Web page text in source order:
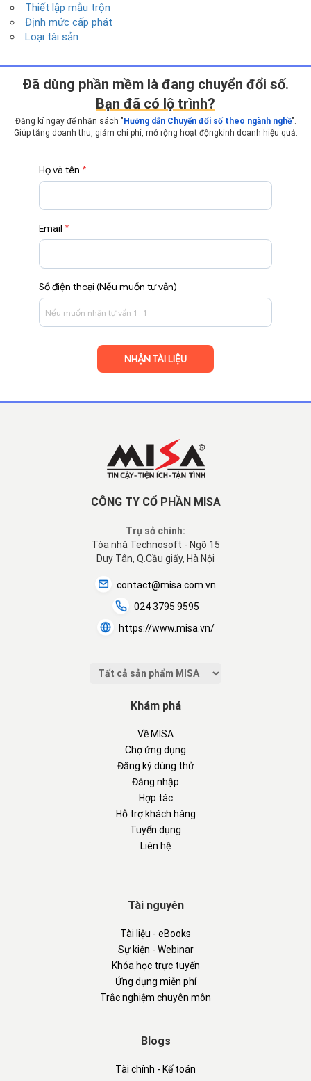
Thiết lập mẫu trộn
Định mức cấp phát
Loại tài sản
Ðã dùng phần mềm là đang chuyển đổi số.
Bạn đã có lộ trình?
Đăng kí ngay để nhận sách " Hướng dẫn Chuyển đổi số theo ngành nghề".
Giúp tăng doanh thu, giảm chi phí, mở rộng hoạt động kinh doanh hiệu quả.
Họ và tên *
Email *
Số điện thoại (Nếu muốn tư vấn)
CÔNG TY CỔ PHẦN MISA
Trụ sở chính:
Tòa nhà Technosoft - Ngõ 15
Duy Tân, Q.Cầu giấy, Hà Nội
contact@misa.com.vn
024 3795 9595
https://www.misa.vn/
Khám phá
Về MISA
Chợ ứng dụng
Đăng ký dùng thử
Đăng nhập
Hợp tác
Hỗ trợ khách hàng
Tuyển dụng
Liên hệ
Tài nguyên
Tài liệu - eBooks
Sự kiện - Webinar
Khóa học trực tuyến
Ứng dụng miễn phí
Trắc nghiệm chuyên môn
Blogs
Tài chính - Kế toán